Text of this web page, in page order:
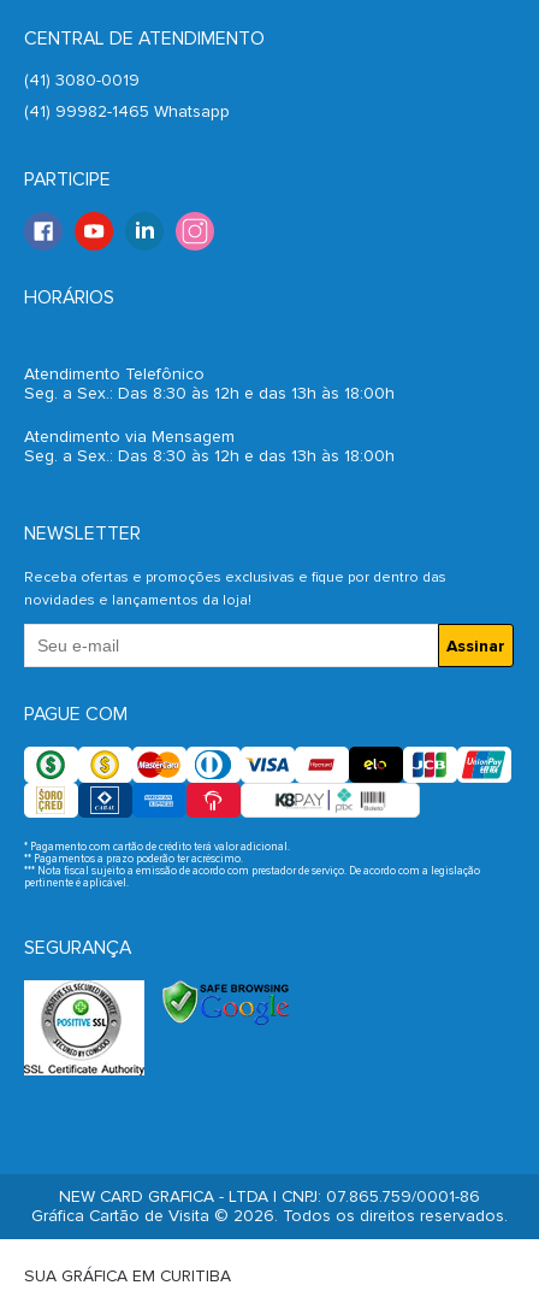
CENTRAL DE ATENDIMENTO
(41) 3080-0019
(41) 99982-1465 Whatsapp
PARTICIPE
HORÁRIOS
Atendimento Telefônico
Seg. a Sex.: Das 8:30 às 12h e das 13h às 18:00h
Atendimento via Mensagem
Seg. a Sex.: Das 8:30 às 12h e das 13h às 18:00h
NEWSLETTER
Receba ofertas e promoções exclusivas e fique por dentro das
novidades e lançamentos da loja!
Assinar
PAGUE COM
* Pagamento com cartão de crédito terá valor adicional.
** Pagamentos a prazo poderão ter acréscimo.
*** Nota fiscal sujeito a emissão de acordo com prestador de serviço. De acordo com a legislação
pertinente é aplicável.
SEGURANÇA
NEW CARD GRAFICA - LTDA | CNPJ: 07.865.759/0001-86
Gráfica Cartão de Visita © 2026. Todos os direitos reservados.
SUA GRÁFICA EM CURITIBA